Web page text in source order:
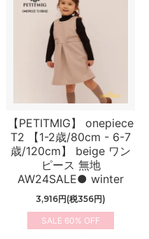
【PETITMIG】 onepiece
T2 【1-2歳/80cm - 6-7
歳/120cm】 beige ワン
ピース 無地
AW24SALE● winter
3,916円(税356円)
60%